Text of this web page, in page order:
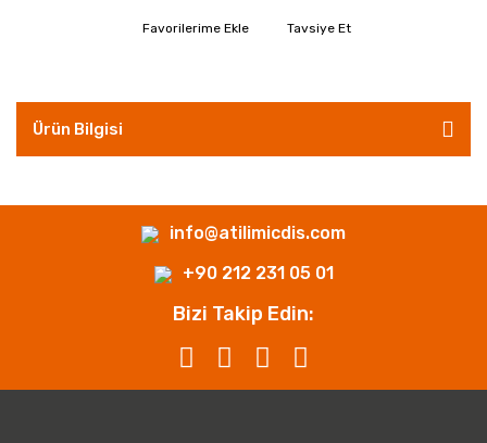
Tavsiye Et
Ürün Bilgisi
info@atilimicdis.com
+90 212 231 05 01
Bizi Takip Edin: